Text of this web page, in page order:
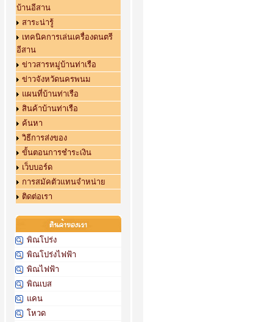
บ้านอีสาน
สาระน่ารู้
เทคนิคการเล่นเครื่องดนตรี
อีสาน
ข่าวสารหมู่บ้านท่าเรือ
ข่าวจังหวัดนครพนม
แผนที่บ้านท่าเรือ
สินค้าบ้านท่าเรือ
ค้นหา
วิธีการส่งของ
ขั้นตอนการชำระเงิน
เว็บบอร์ด
การสมัคตัวแทนจำหน่าย
ติดต่อเรา
พิณโปร่ง
พิณโปร่งไฟฟ้า
พิณไฟฟ้า
พิณเบส
แคน
โหวด